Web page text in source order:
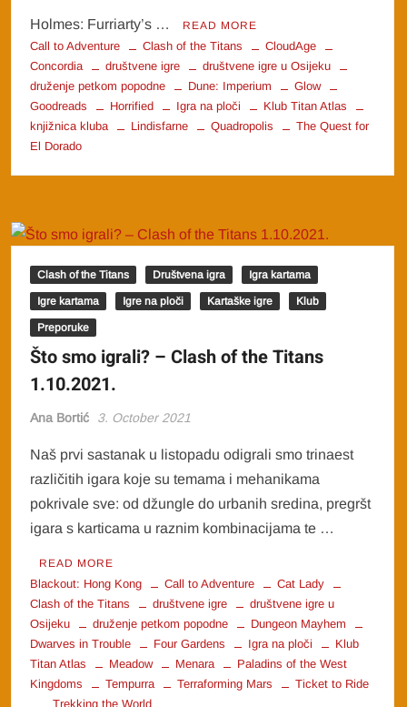
Holmes: Furriarty’s … READ MORE
Call to Adventure Clash of the Titans
CloudAge
Concordia
društvene igre
društvene igre u Osijeku
druženje petkom popodne
Dune: Imperium
Glow
Goodreads
Horrified Igra na ploči
Klub Titan Atlas
knjižnica kluba
Lindisfarne Quadropolis
The Quest for
El Dorado
Clash of the Titans Društvena igra Igra kartama
Igre kartama Igre na ploči Kartaške igre Klub
Preporuke
Što smo igrali? – Clash of the Titans
1.10.2021.
Ana Bortić 3. October 2021
Naš prvi sastanak u listopadu odigrali smo trinaest
različitih igara koje su temama i mehanikama
pokrivale sve: od džungle do urbanih sredina, pregršt
igara s karticama u raznim kombinacijama te …
READ MORE
Blackout: Hong Kong Call to Adventure
Cat Lady
Clash of the Titans
društvene igre
društvene igre u
Osijeku
druženje petkom popodne
Dungeon Mayhem
Dwarves in Trouble
Four Gardens Igra na ploči
Klub
Titan Atlas
Meadow Menara
Paladins of the West
Kingdoms
Tempurra Terraforming Mars
Ticket to Ride
Trekking the World